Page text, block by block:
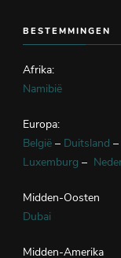
BESTEMMINGEN
Afrika:
Namibië
Europa:
België – Duitsland –
Luxemburg –
Midden-Oosten
Dubai
Midden-Amerika